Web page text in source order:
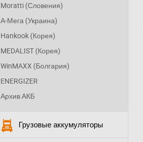
Moratti (Словения)
А-Мега (Украина)
Hankook (Корея)
MEDALIST (Корея)
WinMAXX (Болгария)
ENERGIZER
Архив АКБ
Грузовые аккумуляторы